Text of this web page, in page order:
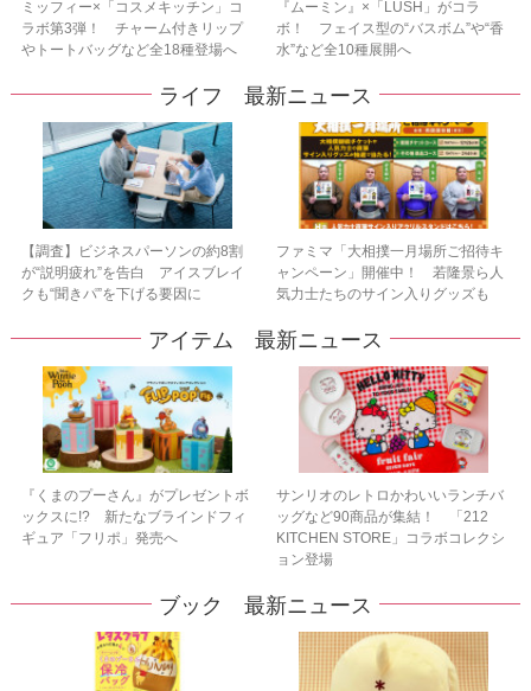
ミッフィー×「コスメキッチン」コ
ラボ第3弾！ チャーム付きリップ
やトートバッグなど全18種登場へ
『ムーミン』×「LUSH」がコラ
ボ！ フェイス型の“バスボム”や“香
水”など全10種展開へ
ライフ 最新ニュース
【調査】ビジネスパーソンの約8割
が“説明疲れ”を告白 アイスブレイ
クも“聞きパ”を下げる要因に
ファミマ「大相撲一月場所ご招待キ
ャンペーン」開催中！ 若隆景ら人
気力士たちのサイン入りグッズも
アイテム 最新ニュース
『くまのプーさん』がプレゼントボ
ックスに!? 新たなブラインドフィ
ギュア「フリポ」発売へ
サンリオのレトロかわいいランチバ
ッグなど90商品が集結！ 「212
KITCHEN STORE」コラボコレクシ
ョン登場
ブック 最新ニュース